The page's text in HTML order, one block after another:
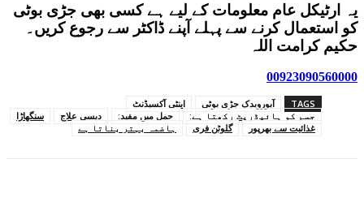
یہ ارٹیکل عام معلومات کے لیے ہے کسی بھی جڑی بوٹی
کو استعمال کرنے سے پہلے آپنے ڈاکٹر سے رجوع کریں۔
حکیم کرامت اللہ
00923090560000
TAGS آیورویدک جڑی بوٹی
اینٹی آکسیڈنٹ
جسم کو ہائیڈریٹ رکھتا ہے:
حمل میں مفید: دیسی علاج
سنگھاڑا
غذائیت سے بھرپور
گلوٹن فری ہاضمہ بہتر بناتا ہے